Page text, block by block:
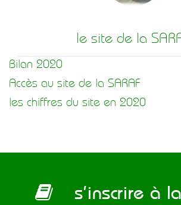
le site de la
Bilan 2020
Accès au site de la SARAF
les chiffres du site en 2020
s’inscrire à